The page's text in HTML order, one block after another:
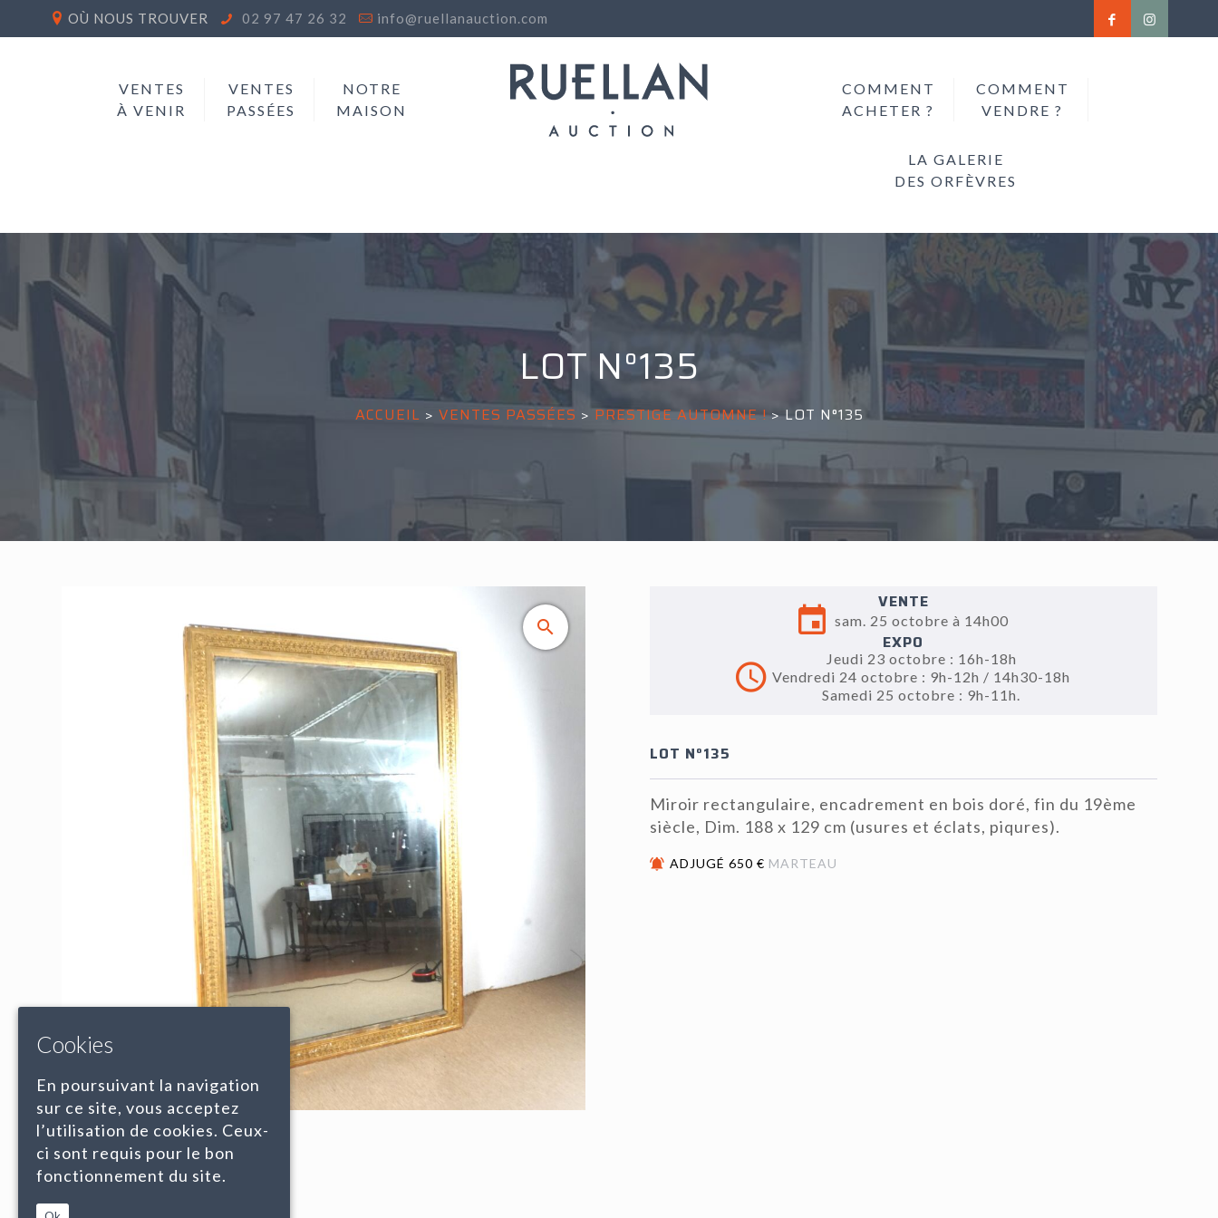
OÙ NOUS TROUVER 02 97 47 26 32 info@ruellanauction.com
VENTES
À VENIR
VENTES
PASSÉES
NOTRE
MAISON
COMMENT
ACHETER ?
COMMENT
VENDRE ?
LA GALERIE
DES ORFÈVRES
LOT N°135
ACCUEIL > VENTES PASSÉES >PRESTIGE AUTOMNE !>LOT N°135
VENTE
sam. 25 octobre à 14h00
EXPO
Jeudi 23 octobre : 16h-18h
Vendredi 24 octobre : 9h-12h / 14h30-18h
Samedi 25 octobre : 9h-11h.
LOT N°135
Miroir rectangulaire, encadrement en bois doré, fin du 19ème
siècle, Dim. 188 x 129 cm (usures et éclats, piqures).
ADJUGÉ 650 € MARTEAU
Cookies
En poursuivant la navigation
sur ce site, vous acceptez
l’utilisation de cookies. Ceux-
ci sont requis pour le bon
fonctionnement du site.